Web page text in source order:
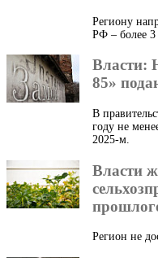
Региону
РФ – более 3
Власти:
85»
В
году не
2025-м.
Власти
Регион не